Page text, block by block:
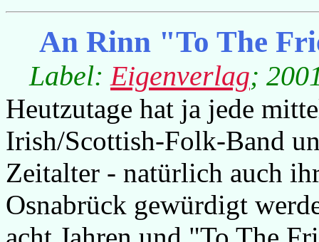
An Rinn "To The
Label: Eigenverlag;
Heutzutage hat ja jede
Irish/Scottish-Folk-Band
Zeitalter - natürlich auch
Osnabrück gewürdigt